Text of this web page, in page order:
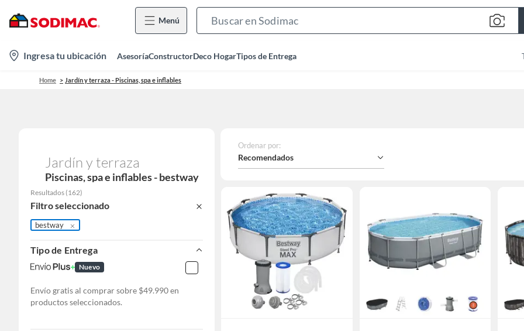
Menú
Bar
location-
icon
Ingresa tu ubicación AsesoríaConstructorDeco HogarTipos de Entrega
Home Jardín y terraza - Piscinas, spa e inflables
Jardín y terraza
Piscinas, spa e inflables - bestway
Resultados (162)
Filtro seleccionado
bestway
Tipo de Entrega
Nuevo
Envío gratis al comprar sobre $49.990 en
productos seleccionados.
Ordenar por:
Recomendados